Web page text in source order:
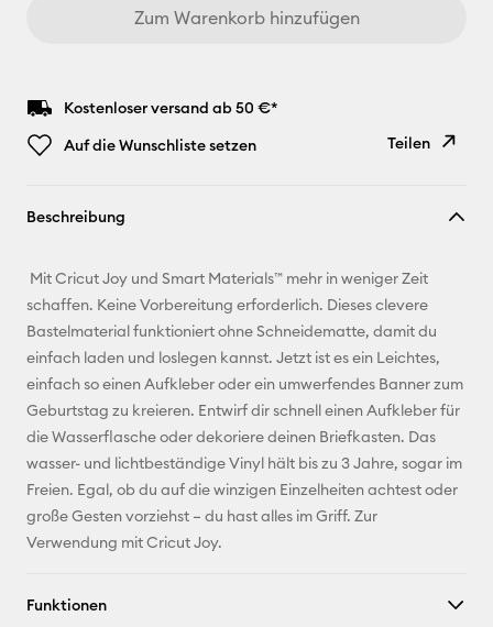
Zum Warenkorb hinzufügen
Kostenloser versand ab 50 €*
Auf die Wunschliste setzen
Teilen
E-Mail-
Adresse
Pinterest
Facebook
X
Beschreibung
Mit Cricut Joy und Smart Materials™ mehr in weniger Zeit
schaffen. Keine Vorbereitung erforderlich. Dieses clevere
Bastelmaterial funktioniert ohne Schneidematte, damit du
einfach laden und loslegen kannst. Jetzt ist es ein Leichtes,
einfach so einen Aufkleber oder ein umwerfendes Banner zum
Geburtstag zu kreieren. Entwirf dir schnell einen Aufkleber für
die Wasserflasche oder dekoriere deinen Briefkasten. Das
wasser- und lichtbeständige Vinyl hält bis zu 3 Jahre, sogar im
Freien. Egal, ob du auf die winzigen Einzelheiten achtest oder
große Gesten vorziehst – du hast alles im Griff. Zur
Verwendung mit Cricut Joy.
Funktionen